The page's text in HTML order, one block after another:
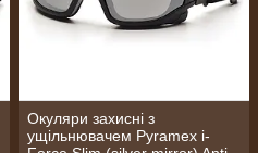
Окуляри захисні з
ущільнювачем Pyramex i-